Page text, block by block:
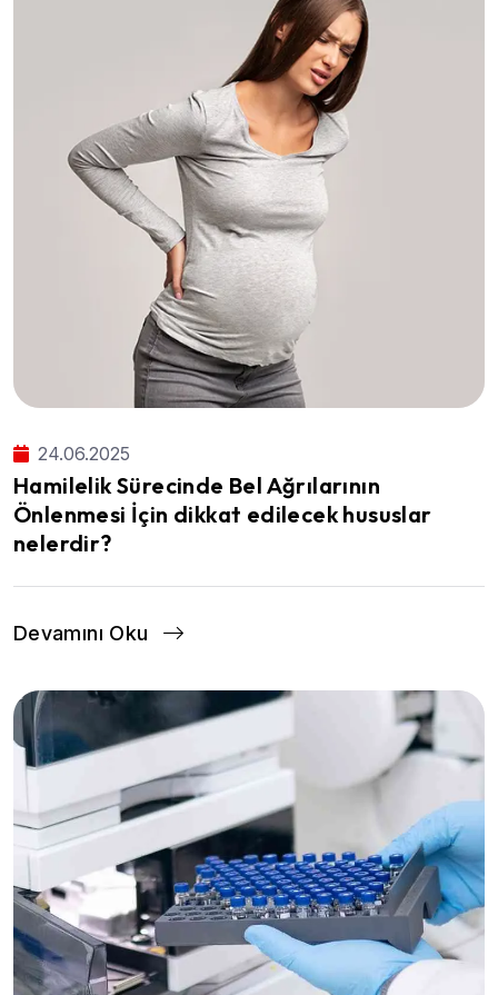
24.06.2025
Hamilelik Sürecinde Bel Ağrılarının
Önlenmesi İçin dikkat edilecek hususlar
nelerdir?
Devamını Oku